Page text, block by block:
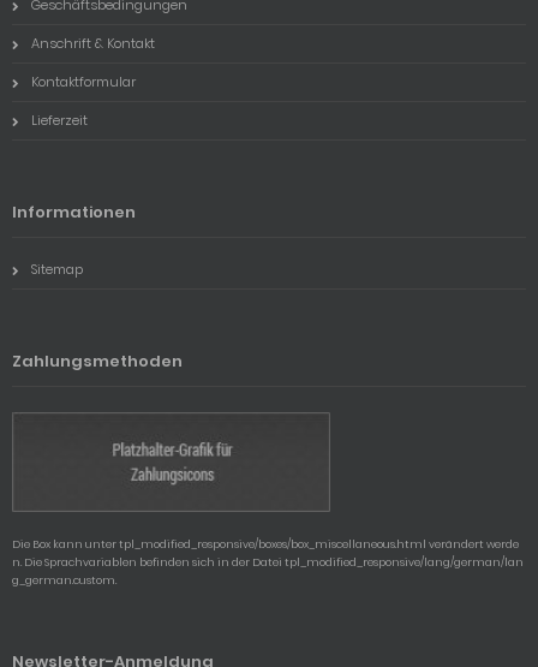
Geschäftsbedingungen
Anschrift & Kontakt
Kontaktformular
Lieferzeit
Informationen
Sitemap
Zahlungsmethoden
Die Box kann unter tpl_modified_responsive/boxes/box_miscellaneous.html verändert werde
n. Die Sprachvariablen befinden sich in der Datei tpl_modified_responsive/lang/german/lan
g_german.custom.
Newsletter-Anmeldung